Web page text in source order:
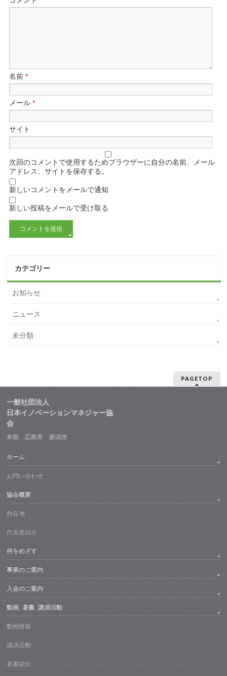
名前*
メール*
サイト
次回のコメントで使用するためブラウザーに自分の名前、メール
アドレス、サイトを保存する。
新しいコメントをメールで通知
新しい投稿をメールで受け取る
カテゴリー
お知らせ
ニュース
未分類
PAGETOP
一般社団法人
日本イノベーションマネジャー協
会
本部 広島市 新潟市
ホーム
お問い合わせ
協会概要
所在地
代表者紹介
何をめざす
事業のご案内
入会のご案内
動画_著書_講演活動
動画情報
講演活動
著書紹介